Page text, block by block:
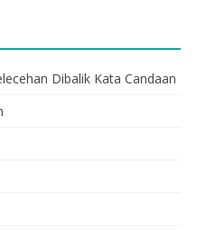
Dibalik Kata Candaan